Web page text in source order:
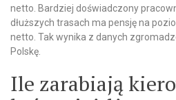
netto. Bardziej doświadczony
dłuższych trasach ma pensję na
netto. Tak wynika z danych
Polskę.
Ile zarabiają